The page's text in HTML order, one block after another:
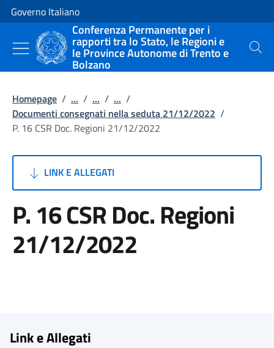
Vai al contenuto
Vai alla navigazione del sito
Governo Italiano
Conferenza Permanente per i
rapporti tra lo Stato, le Regioni e
le Province Autonome di Trento e
Bolzano
Cerca
Homepage / ... / ... / ... /
Documenti consegnati nella seduta 21/12/2022 /
P. 16 CSR Doc. Regioni 21/12/2022
LINK E ALLEGATI
P. 16 CSR Doc. Regioni
21/12/2022
Link e Allegati